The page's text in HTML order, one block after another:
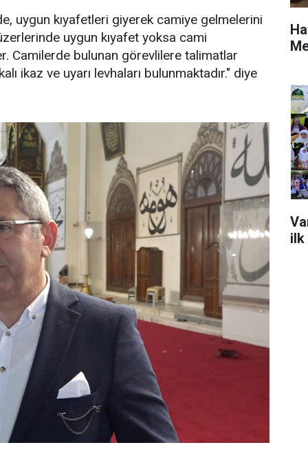
uygun kıyafetleri giyerek camiye gelmelerini
uygun kıyafet yoksa cami
Camilerde bulunan görevlilere talimatlar
ikaz ve uyarı levhaları bulunmaktadır." diye
ilk